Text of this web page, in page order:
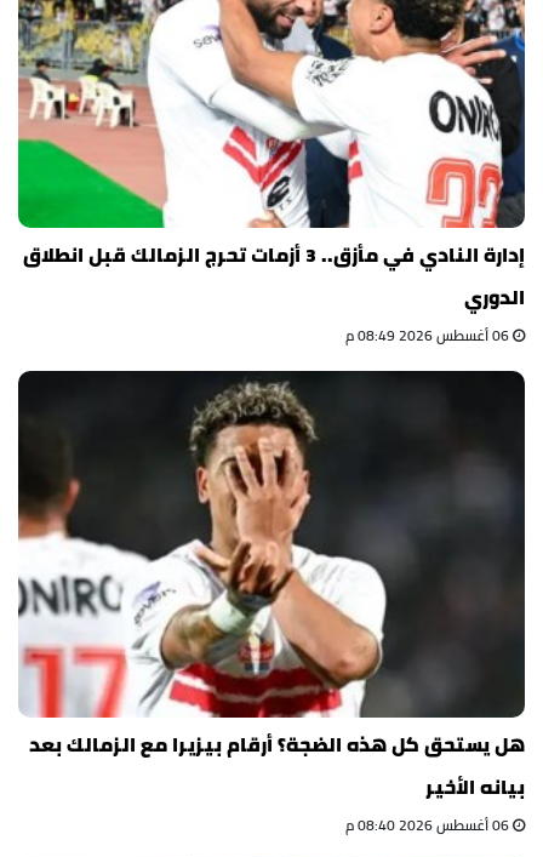
إدارة النادي في مأزق.. 3 أزمات تحرج الزمالك قبل انطلاق
الدوري
هل يستحق كل هذه الضجة؟ أرقام بيزيرا مع الزمالك بعد
بيانه الأخير